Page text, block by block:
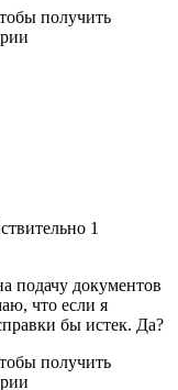
получить
1
подачу документов
что если я
бы истек. Да?
получить